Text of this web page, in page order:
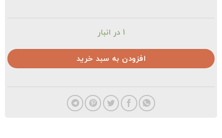
افزودن به سبد خرید